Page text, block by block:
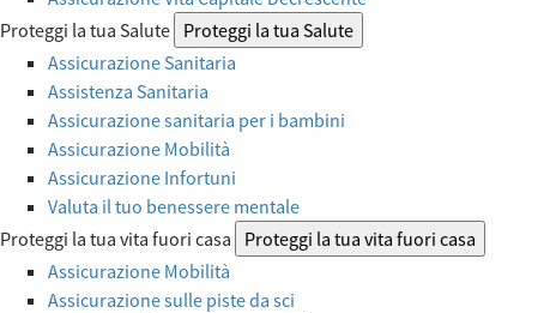
Proteggi la tua Salute Proteggi la tua Salute
Assicurazione Sanitaria
Assistenza Sanitaria
Assicurazione sanitaria per i bambini
Assicurazione Mobilità
Assicurazione Infortuni
Valuta il tuo benessere mentale
Proteggi la tua vita fuori casa
Proteggi la tua vita fuori casa
Assicurazione Mobilità
Assicurazione sulle piste da sci